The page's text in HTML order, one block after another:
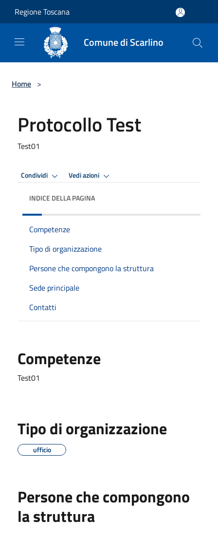
Regione Toscana
Comune di Scarlino
Home >
Protocollo Test
Test01
Condividi Vedi azioni
INDICE DELLA PAGINA
Competenze
Tipo di organizzazione
Persone che compongono la struttura
Sede principale
Contatti
Competenze
Test01
Tipo di organizzazione
ufficio
Persone che compongono
la struttura